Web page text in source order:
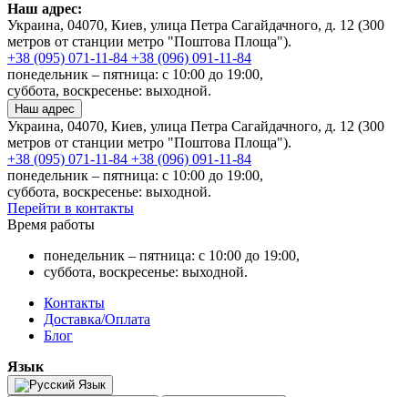
Наш адрес:
Украина, 04070, Киев, улица Петра Сагайдачного, д. 12 (300
метров от станции метро "Поштова Площа").
+38 (095) 071-11-84 +38 (096) 091-11-84
понедельник – пятница: с 10:00 до 19:00,
суббота, воскресенье: выходной.
Наш адрес
Украина, 04070, Киев, улица Петра Сагайдачного, д. 12 (300
метров от станции метро "Поштова Площа").
+38 (095) 071-11-84 +38 (096) 091-11-84
понедельник – пятница: с 10:00 до 19:00,
суббота, воскресенье: выходной.
Перейти в контакты
Время работы
понедельник – пятница: с 10:00 до 19:00,
суббота, воскресенье: выходной.
Контакты
Доставка/Оплата
Блог
Язык
Язык